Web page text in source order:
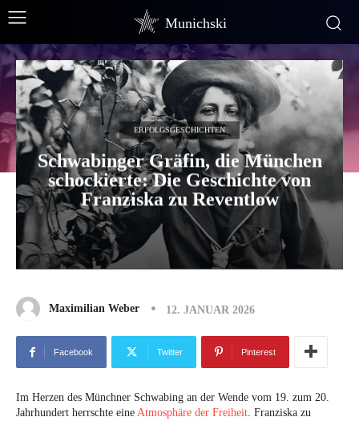
Munichski
ERFOLGSGESCHICHTEN
Schwabinger Gräfin, die München
schockierte: Die Geschichte von
Franziska zu Reventlow
Maximilian Weber 12. JANUAR 2026
Facebook Twitter Pinterest
Im Herzen des Münchner Schwabing an der Wende vom 19. zum 20.
Jahrhundert herrschte eine Atmosphäre der Freiheit. Franziska zu